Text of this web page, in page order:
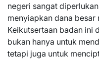
negeri sangat
menyiapkan dana besar
Keikutsertaan badan ini
bukan hanya untuk
tetapi juga untuk